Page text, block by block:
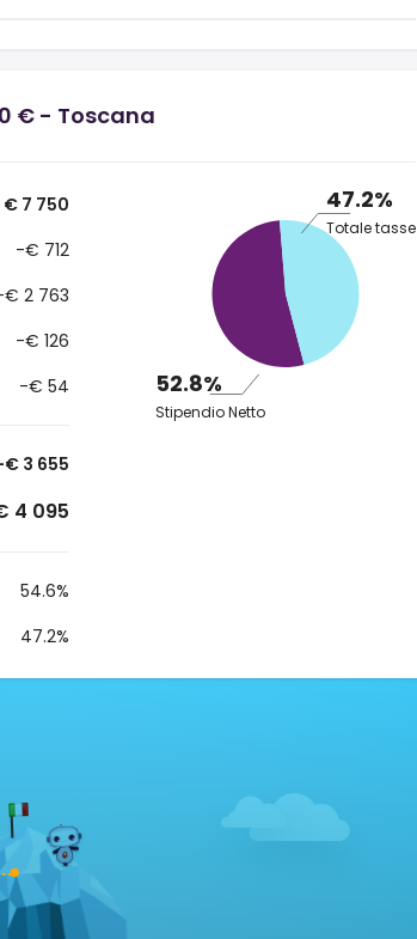
€ - Toscana
€ 7 750
-€ 712
2 763
-€ 126
-€ 54
3 655
4 095
54.6%
47.2%
47.2%
Totale tasse
52.8%
Stipendio Netto